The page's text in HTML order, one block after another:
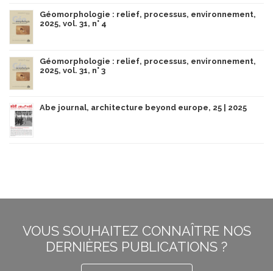
Géomorphologie : relief, processus, environnement,
2025, vol. 31, n° 4
Géomorphologie : relief, processus, environnement,
2025, vol. 31, n° 3
Abe journal, architecture beyond europe, 25 | 2025
VOUS SOUHAITEZ CONNAÎTRE NOS
DERNIÈRES PUBLICATIONS ?